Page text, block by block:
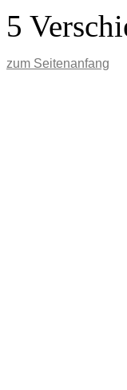
5
zum Seitenanfang